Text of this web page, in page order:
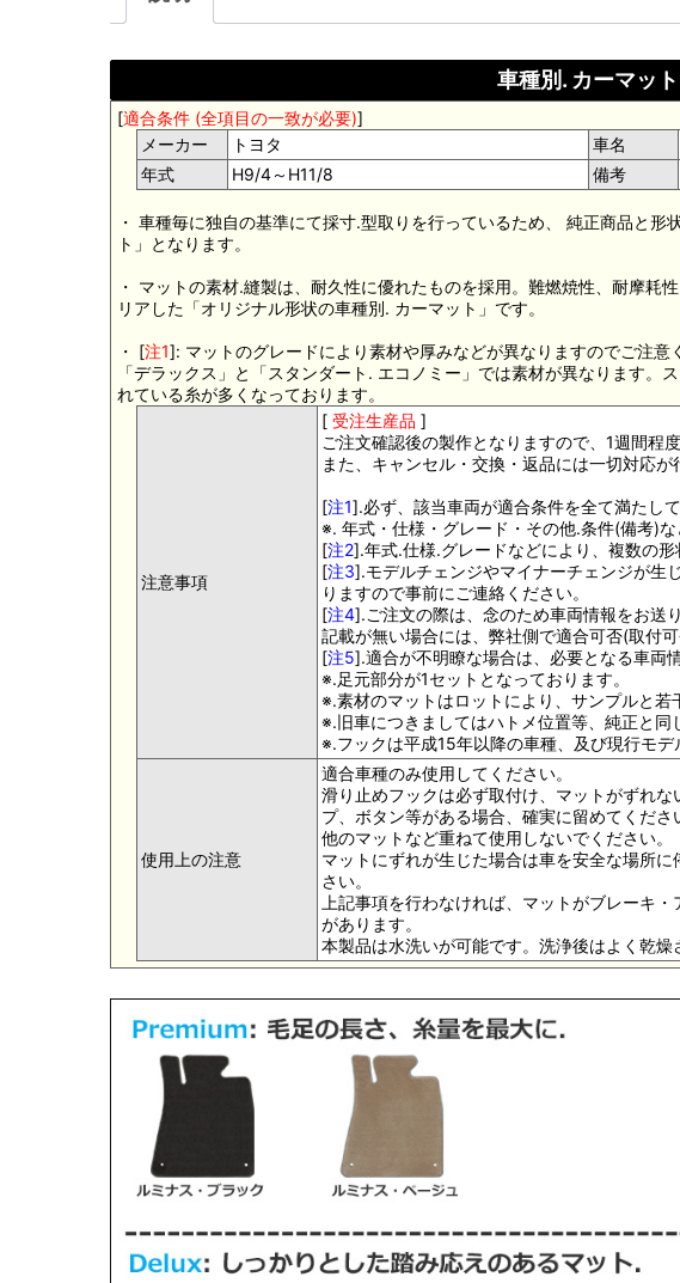
車種別. カーマット
[適合条件 (全項目の一致が必要)]
メーカー
トヨタ 車名
年式
H9/4～H11/8 備考
・ 車種毎に独自の基準にて採寸.型取りを行っているため、 純正商品と
ト」となります。
・ マットの素材.縫製は、耐久性に優れたものを採用。難燃焼性、耐摩耗
リアした「オリジナル形状の車種別. カーマット」です。
・ [注1]: マットのグレードにより素材や厚みなどが異なりますのでご注意
「デラックス」と「スタンダート. エコノミー」では素材が異なります。
れている糸が多くなっております。
注意事項
[ 受注生産品 ]
ご注文確認後の製作となりますので、1週間程
また、キャンセル・交換・返品には一切対応が
[注1].必ず、該当車両が適合条件を全て満たし
※. 年式・仕様・グレード・その他.条件(備考)な
[注2].年式.仕様.グレードなどにより、複数の形
[注3].モデルチェンジやマイナーチェンジが生
りますので事前にご連絡ください。
[注4].ご注文の際は、念のため車両情報をお送
記載が無い場合には、弊社側で適合可否(取付可
[注5].適合が不明瞭な場合は、必要となる車両
※.足元部分が1セットとなっております。
※.素材のマットはロットにより、サンプルと若
※.旧車につきましてはハトメ位置等、純正と同
※.フックは平成15年以降の車種、及び現行モデ
使用上の注意
適合車種のみ使用してください。
滑り止めフックは必ず取付け、マットがずれ
プ、ボタン等がある場合、確実に留めてくださ
他のマットなど重ねて使用しないでください。
マットにずれが生じた場合は車を安全な場所
さい。
上記事項を行わなければ、マットがブレーキ
があります。
本製品は水洗いが可能です。洗浄後はよく乾燥